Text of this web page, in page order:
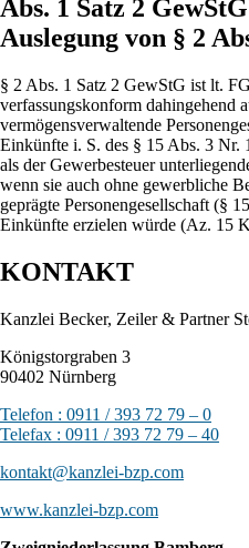
Abs. 1 Satz 2
Auslegung von § 2
§ 2 Abs. 1 Satz 2 GewStG ist lt.
verfassungskonform dahingehend
vermögensverwaltende
Einkünfte i. S. des § 15 Abs. 3 Nr.
als der Gewerbesteuer
wenn sie auch ohne gewerbliche
geprägte Personengesellschaft (§
Einkünfte erzielen würde (Az. 15
KONTAKT
Kanzlei Becker, Zeiler & Partner
Königstorgraben 3
90402 Nürnberg
Telefon : 0911 / 393 72 79 – 0
Telefax : 0911 / 393 72 79 – 40
kontakt@kanzlei-bzp.com
www.kanzlei-bzp.com